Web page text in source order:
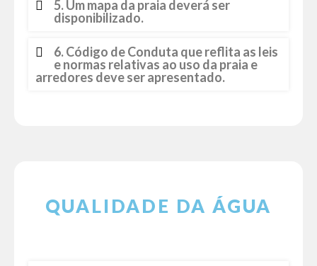
5. Um mapa da praia deverá ser
disponibilizado.
6. Código de Conduta que reflita as leis
e normas relativas ao uso da praia e
arredores deve ser apresentado.
QUALIDADE DA ÁGUA